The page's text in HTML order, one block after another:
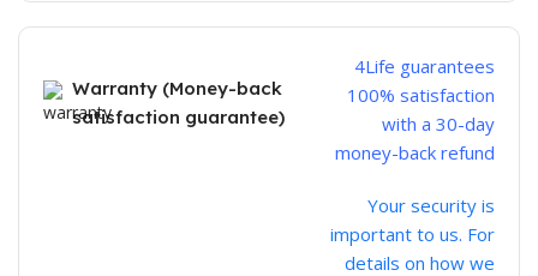
Warranty (Money-back
satisfaction guarantee)
4Life guarantees
100% satisfaction
with a 30-day
money-back refund
Your security is
important to us. For
details on how we